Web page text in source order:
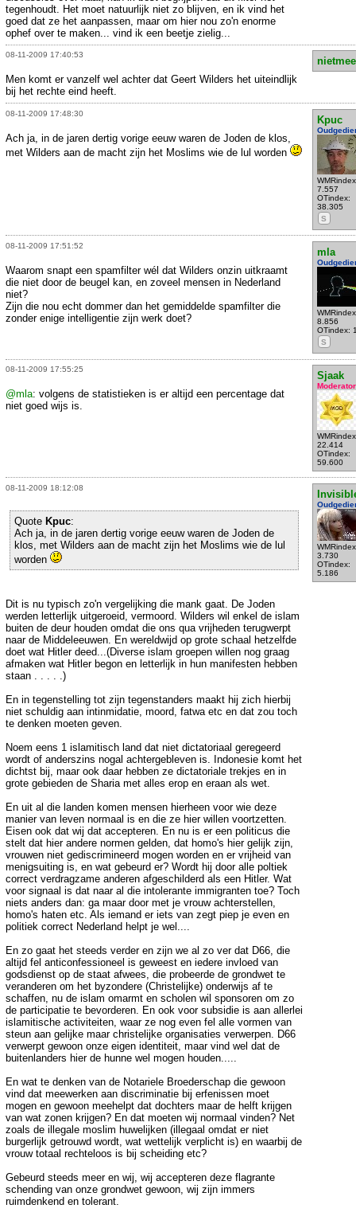
tegenhoudt. Het moet natuurlijk niet zo blijven, en ik vind het
goed dat ze het aanpassen, maar om hier nou zo'n enorme
ophef over te maken... vind ik een beetje zielig...
08-11-2009 17:40:53
Men komt er vanzelf wel achter dat Geert Wilders het uiteindlijk
bij het rechte eind heeft.
08-11-2009 17:48:30
Kpuc
7.557
OTindex:
38.305
S
Ach ja, in de jaren dertig vorige eeuw waren de Joden de klos,
met Wilders aan de macht zijn het Moslims wie de lul worden
08-11-2009 17:51:52
mla
8.856
OTindex:
S
Waarom snapt een spamfilter wél dat Wilders onzin uitkraamt
die niet door de beugel kan, en zoveel mensen in Nederland
niet?
Zijn die nou echt dommer dan het gemiddelde spamfilter die
zonder enige intelligentie zijn werk doet?
08-11-2009 17:55:25
Sjaak
Moderator
22.414
OTindex:
59.600
@mla: volgens de statistieken is er altijd een percentage dat
niet goed wijs is.
08-11-2009 18:12:08
3.730
OTindex:
5.186
Quote Kpuc:
Ach ja, in de jaren dertig vorige eeuw waren de Joden de
klos, met Wilders aan de macht zijn het Moslims wie de lul
worden
Dit is nu typisch zo'n vergelijking die mank gaat. De Joden
werden letterlijk uitgeroeid, vermoord. Wilders wil enkel de islam
buiten de deur houden omdat die ons qua vrijheden terugwerpt
naar de Middeleeuwen. En wereldwijd op grote schaal hetzelfde
doet wat Hitler deed...(Diverse islam groepen willen nog graag
afmaken wat Hitler begon en letterlijk in hun manifesten hebben
staan . . . . .)
En in tegenstelling tot zijn tegenstanders maakt hij zich hierbij
niet schuldig aan intinmidatie, moord, fatwa etc en dat zou toch
te denken moeten geven.
Noem eens 1 islamitisch land dat niet dictatoriaal geregeerd
wordt of anderszins nogal achtergebleven is. Indonesie komt het
dichtst bij, maar ook daar hebben ze dictatoriale trekjes en in
grote gebieden de Sharia met alles erop en eraan als wet.
En uit al die landen komen mensen hierheen voor wie deze
manier van leven normaal is en die ze hier willen voortzetten.
Eisen ook dat wij dat accepteren. En nu is er een politicus die
stelt dat hier andere normen gelden, dat homo's hier gelijk zijn,
vrouwen niet gediscrimineerd mogen worden en er vrijheid van
menigsuiting is, en wat gebeurd er? Wordt hij door alle poltiek
correct verdragzame anderen afgeschilderd als een Hitler. Wat
voor signaal is dat naar al die intolerante immigranten toe? Toch
niets anders dan: ga maar door met je vrouw achterstellen,
homo's haten etc. Als iemand er iets van zegt piep je even en
politiek correct Nederland helpt je wel....
En zo gaat het steeds verder en zijn we al zo ver dat D66, die
altijd fel anticonfessioneel is geweest en iedere invloed van
godsdienst op de staat afwees, die probeerde de grondwet te
veranderen om het byzondere (Christelijke) onderwijs af te
schaffen, nu de islam omarmt en scholen wil sponsoren om zo
de participatie te bevorderen. En ook voor subsidie is aan allerlei
islamitische activiteiten, waar ze nog even fel alle vormen van
steun aan gelijke maar christelijke organisaties verwerpen. D66
verwerpt gewoon onze eigen identiteit, maar vind wel dat de
buitenlanders hier de hunne wel mogen houden.....
En wat te denken van de Notariele Broederschap die gewoon
vind dat meewerken aan discriminatie bij erfenissen moet
mogen en gewoon meehelpt dat dochters maar de helft krijgen
van wat zonen krijgen? En dat moeten wij normaal vinden? Net
zoals de illegale moslim huwelijken (illegaal omdat er niet
burgerlijk getrouwd wordt, wat wettelijk verplicht is) en waarbij de
vrouw totaal rechteloos is bij scheiding etc?
Gebeurd steeds meer en wij, wij accepteren deze flagrante
schending van onze grondwet gewoon, wij zijn immers
ruimdenkend en tolerant.